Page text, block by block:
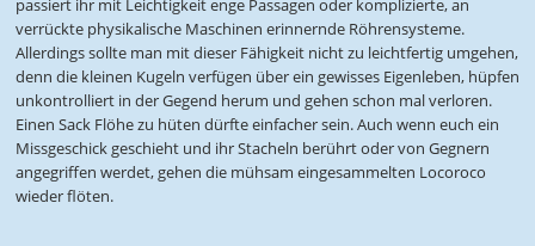
passiert ihr mit Leichtigkeit enge Passagen oder komplizierte, an
verrückte physikalische Maschinen erinnernde Röhrensysteme.
Allerdings sollte man mit dieser Fähigkeit nicht zu leichtfertig umgehen,
denn die kleinen Kugeln verfügen über ein gewisses Eigenleben, hüpfen
unkontrolliert in der Gegend herum und gehen schon mal verloren.
Einen Sack Flöhe zu hüten dürfte einfacher sein. Auch wenn euch ein
Missgeschick geschieht und ihr Stacheln berührt oder von Gegnern
angegriffen werdet, gehen die mühsam eingesammelten Locoroco
wieder flöten.